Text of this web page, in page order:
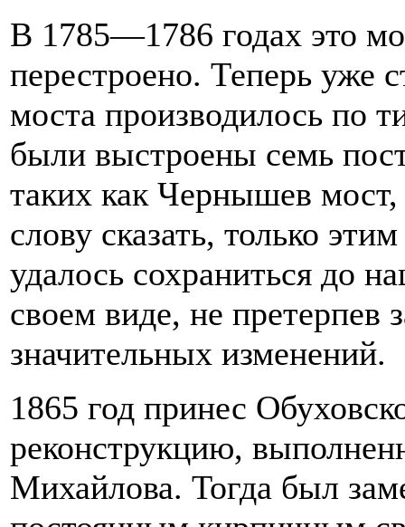
В 1785—1786 годах это
перестроено. Теперь уже
моста производилось по
были выстроены семь
таких как Чернышев
слову сказать, только
удалось сохраниться до
своем виде, не претерпев
значительных изменений.
1865 год принес
реконструкцию,
Михайлова. Тогда был